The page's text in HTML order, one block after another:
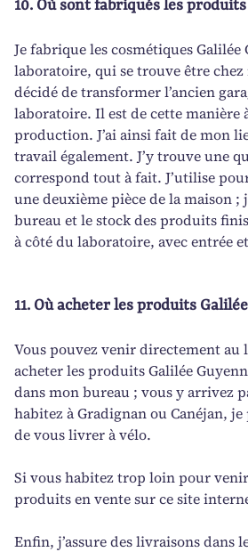
10. Où sont fabriqués les
Je fabrique les cosmétiques
laboratoire, qui se trouve être chez
décidé de transformer l’ancien
laboratoire. Il est de cette manière
production. J’ai ainsi fait de mon
travail également. J’y trouve une
correspond tout à fait. J’utilise
une deuxième pièce de la maison ;
bureau et le stock des produits
à côté du laboratoire, avec entrée
11. Où acheter les produits
Vous pouvez venir directement au
acheter les produits Galilée
dans mon bureau ; vous y arrivez
habitez à Gradignan ou Canéjan,
de vous livrer à vélo.
Si vous habitez trop loin pour
produits en vente sur ce site
Enfin, j’assure des livraisons dans